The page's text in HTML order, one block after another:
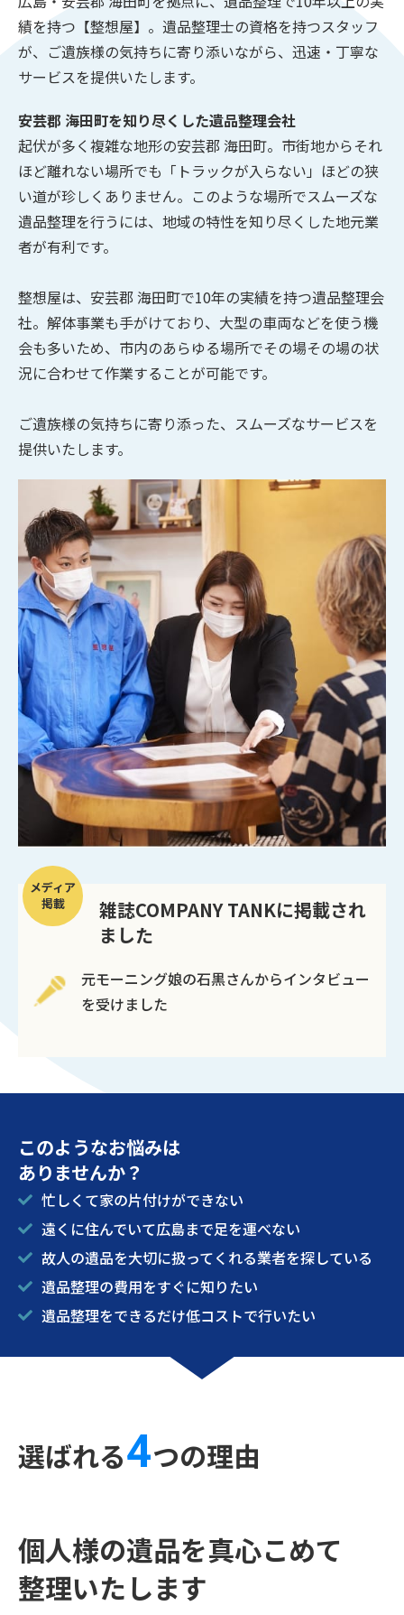
績を持つ【整想屋】。遺品整理士の資格を持つスタッフ
が、ご遺族様の気持ちに寄り添いながら、迅速・丁寧な
サービスを提供いたします。
安芸郡 海田町を知り尽くした遺品整理会社
起伏が多く複雑な地形の安芸郡 海田町。市街地からそれ
ほど離れない場所でも「トラックが入らない」ほどの狭
い道が珍しくありません。このような場所でスムーズな
遺品整理を行うには、地域の特性を知り尽くした地元業
者が有利です。
整想屋は、安芸郡 海田町で10年の実績を持つ遺品整理会
社。解体事業も手がけており、大型の車両などを使う機
会も多いため、市内のあらゆる場所でその場その場の状
況に合わせて作業することが可能です。
ご遺族様の気持ちに寄り添った、スムーズなサービスを
提供いたします。
メディア
掲載
雑誌COMPANY TANKに掲載され
ました
元モーニング娘の石黒さんからインタビュー
を受けました
このようなお悩みは
ありませんか？
忙しくて家の片付けができない
遠くに住んでいて広島まで足を運べない
故人の遺品を大切に扱ってくれる業者を探している
遺品整理の費用をすぐに知りたい
遺品整理をできるだけ低コストで行いたい
選ばれる4つの理由
個人様の遺品を真心こめて
整理いたします